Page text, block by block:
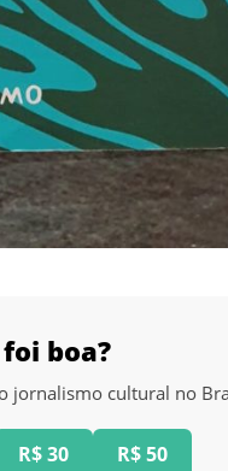
boa?
jornalismo cultural no
R$ 30 R$ 50